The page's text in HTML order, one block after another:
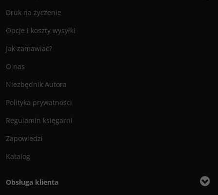
Druk na życzenie
Opcje i koszty wysyłki
Jak zamawiać?
O nas
Niezbędnik Autora
Polityka prywatności
Regulamin księgarni
Zapowiedzi
Katalog
Obsługa klienta